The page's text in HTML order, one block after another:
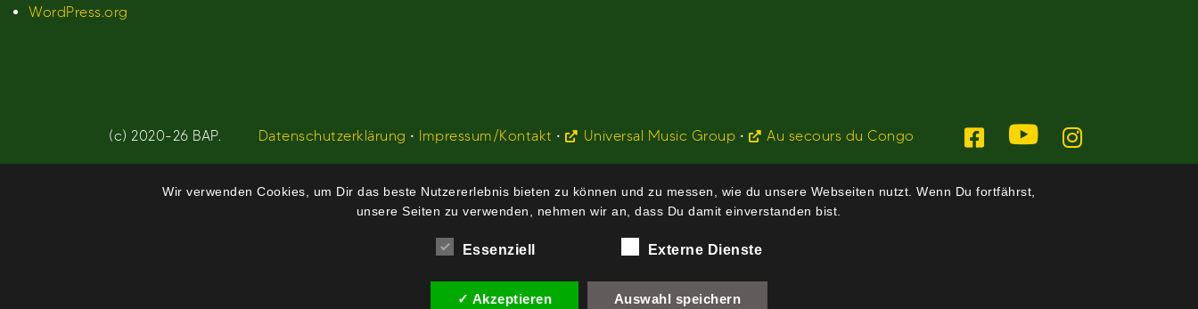
WordPress.org
(c) 2020-26 BAP. Datenschutzerklärung • Impressum/Kontakt • Universal Music Group • Au secours du Congo
Wir verwenden Cookies, um Dir das beste Nutzererlebnis bieten zu können und zu messen, wie du unsere Webseiten nutzt. Wenn Du fortfährst,
unsere Seiten zu verwenden, nehmen wir an, dass Du damit einverstanden bist.
Essenziell Externe Dienste
✓ Akzeptieren Auswahl speichern